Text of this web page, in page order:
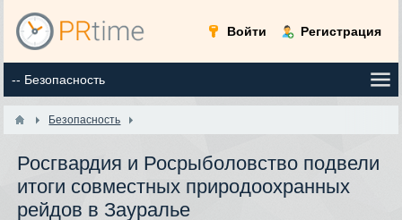
Войти Регистрация
Безопасность
Росгвардия и Росрыболовство подвели
итоги совместных природоохранных
рейдов в Зауралье